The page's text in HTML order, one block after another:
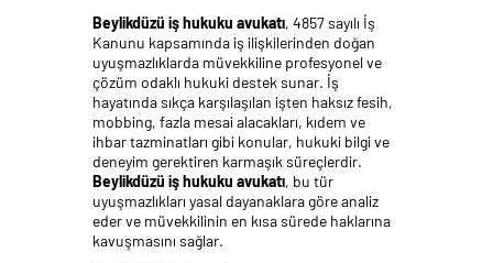
Beylikdüzü iş hukuku avukatı , 4857 sayılı İş
Kanunu kapsamında iş ilişkilerinden doğan
uyuşmazlıklarda müvekkiline profesyonel ve
çözüm odaklı hukuki destek sunar. İş
hayatında sıkça karşılaşılan işten haksız fesih,
mobbing, fazla mesai alacakları, kıdem ve
ihbar tazminatları gibi konular, hukuki bilgi ve
deneyim gerektiren karmaşık süreçlerdir.
Beylikdüzü iş hukuku avukatı , bu tür
uyuşmazlıkları yasal dayanaklara göre analiz
eder ve müvekkilinin en kısa sürede haklarına
kavuşmasını sağlar.